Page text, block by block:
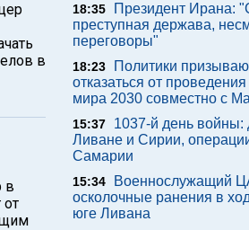
в
в
от
18:35
Президент Ирана:
преступная держава,
переговоры"
18:23
Политики
отказаться от
мира 2030 совместно с
15:37
1037-й день войны:
Ливане и Сирии,
Самарии
15:34
Военнослужащий
осколочные ранения в
юге Ливана